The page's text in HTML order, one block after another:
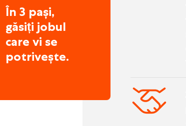
În 3 pași,
găsiți jobul
care vi se
potrivește.